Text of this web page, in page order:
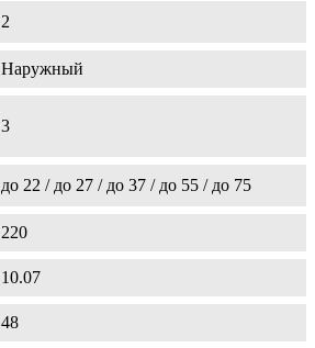
2
Наружный
3
до 22 / до 27 / до 37 / до 55 / до 75
220
10.07
48